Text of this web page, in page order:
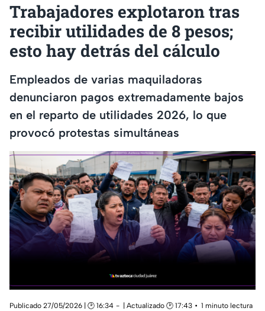
Trabajadores explotaron tras
recibir utilidades de 8 pesos;
esto hay detrás del cálculo
Empleados de varias maquiladoras
denunciaron pagos extremadamente bajos
en el reparto de utilidades 2026, lo que
provocó protestas simultáneas
Publicado 27/05/2026 | 🕑 16:34 | Actualizado 🕑 17:43
1 minuto lectura